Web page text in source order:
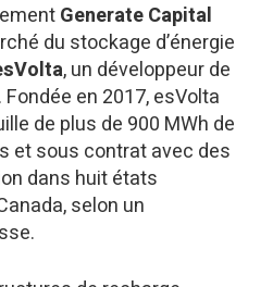
Generate Capital
du stockage d’énergie
, un développeur de
en 2017, esVolta
de plus de 900 MWh de
et sous contrat avec des
dans huit états
selon un